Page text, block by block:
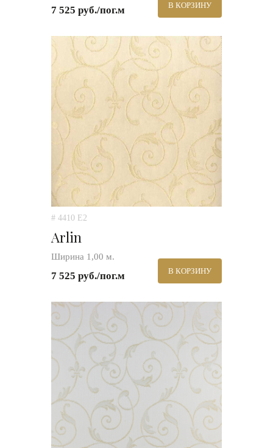
7 525 руб./пог.м В КОРЗИНУ
# 4410 E2
Arlin
Ширина 1,00 м.
7 525 руб./пог.м В КОРЗИНУ